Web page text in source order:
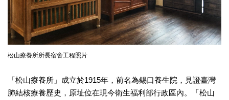
廉
政
平
臺
區
常
松山療養所所長宿舍工程照片
「松山療養所」成立於1915年，前名為錫口養生院，見證臺灣
肺結核療養歷史，原址位在現今衛生福利部行政區內。「松山